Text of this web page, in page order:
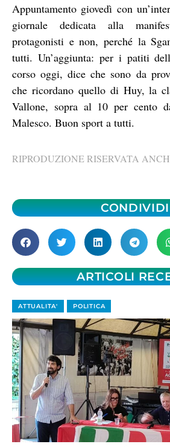
Appuntamento giovedì con
giornale dedicata alla
protagonisti e non, perché la
tutti. Un’aggiunta: per i patiti
corso oggi, dice che sono da
che ricordano quello di Huy, la
Vallone, sopra al 10 per cento
Malesco. Buon sport a tutti.
RIPRODUZIONE RISERVATA
CONDIVIDI
ARTICOLI
ATTUALITA' POLITICA